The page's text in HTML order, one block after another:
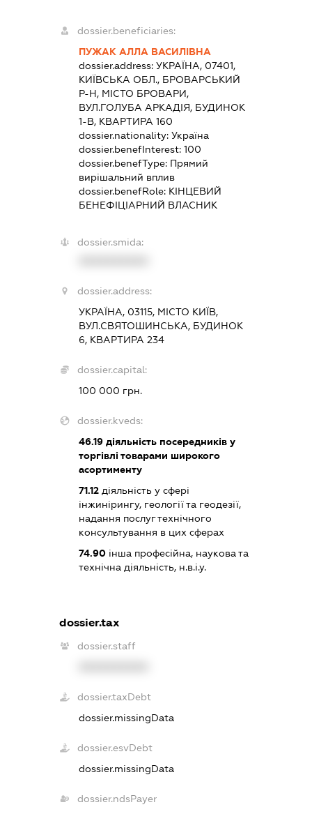
dossier.beneficiaries:
ПУЖАК АЛЛА ВАСИЛІВНА
dossier.address: УКРАЇНА, 07401,
КИЇВСЬКА ОБЛ., БРОВАРСЬКИЙ
Р-Н, МІСТО БРОВАРИ,
ВУЛ.ГОЛУБА АРКАДІЯ, БУДИНОК
1-В, КВАРТИРА 160
dossier.nationality: Україна
dossier.benefInterest: 100
dossier.benefType: Прямий
вирішальний вплив
dossier.benefRole: КІНЦЕВИЙ
БЕНЕФІЦІАРНИЙ ВЛАСНИК
dossier.smida:
dossier.address:
УКРАЇНА, 03115, МІСТО КИЇВ,
ВУЛ.СВЯТОШИНСЬКА, БУДИНОК
6, КВАРТИРА 234
dossier.capital:
100 000 грн.
dossier.kveds:
46.19діяльність посередників у
торгівлі товарами широкого
асортименту
71.12діяльність у сфері
інжинірингу, геології та геодезії,
надання послуг технічного
консультування в цих сферах
74.90інша професійна, наукова та
технічна діяльність, н.в.і.у.
dossier.tax
dossier.staff
dossier.taxDebt
dossier.missingData
dossier.esvDebt
dossier.missingData
dossier.ndsPayer